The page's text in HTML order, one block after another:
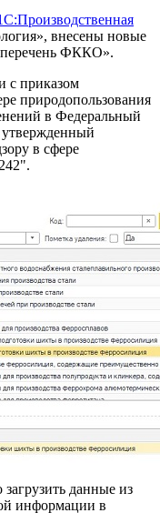
внесены новые
ФККО».
с приказом
природопользования
в Федеральный
утвержденный
в сфере
данные из
информации в